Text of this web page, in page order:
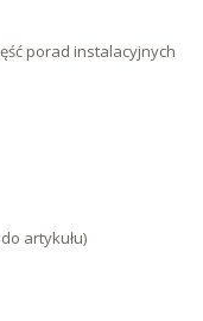
porad instalacyjnych
artykułu)